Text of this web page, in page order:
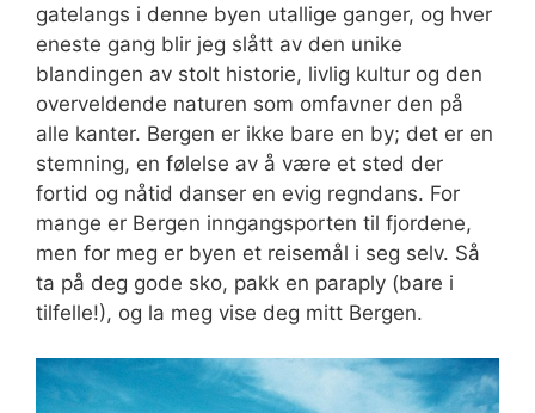
gatelangs i denne byen utallige ganger, og hver
eneste gang blir jeg slått av den unike
blandingen av stolt historie, livlig kultur og den
overveldende naturen som omfavner den på
alle kanter. Bergen er ikke bare en by; det er en
stemning, en følelse av å være et sted der
fortid og nåtid danser en evig regndans. For
mange er Bergen inngangsporten til fjordene,
men for meg er byen et reisemål i seg selv. Så
ta på deg gode sko, pakk en paraply (bare i
tilfelle!), og la meg vise deg mitt Bergen.